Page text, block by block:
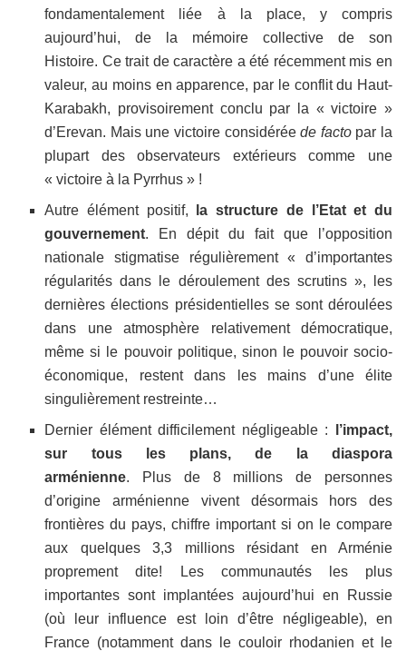
fondamentalement liée à la place, y compris
aujourd’hui, de la mémoire collective de son
Histoire. Ce trait de caractère a été récemment mis en
valeur, au moins en apparence, par le conflit du Haut-
Karabakh, provisoirement conclu par la « victoire »
d’Erevan. Mais une victoire considéréede factopar la
plupart des observateurs extérieurs comme une
« victoire à la Pyrrhus » !
Autre élément positif,
la structure de l’Etat et du
gouvernement. En dépit du fait que l’opposition
nationale stigmatise régulièrement « d’importantes
régularités dans le déroulement des scrutins », les
dernières élections présidentielles se sont déroulées
dans une atmosphère relativement démocratique,
même si le pouvoir politique, sinon le pouvoir socio-
économique, restent dans les mains d’une élite
singulièrement restreinte…
Dernier élément difficilement négligeable :
l’impact,
sur tous les plans, de la diaspora
arménienne. Plus de 8 millions de personnes
d’origine arménienne vivent désormais hors des
frontières du pays, chiffre important si on le compare
aux quelques 3,3 millions résidant en Arménie
proprement dite! Les communautés les plus
importantes sont implantées aujourd’hui en Russie
(où leur influence est loin d’être négligeable), en
France (notamment dans le couloir rhodanien et le